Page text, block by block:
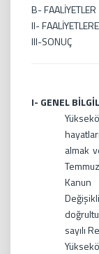
B- FAALİYETLER
II-
III-SONUÇ
I- GENEL
almak
sayılı